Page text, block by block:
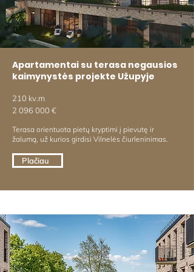
Apartamentai su terasa negausios
kaimynystės projekte Užupyje
210 kv.m
2 096 000 €
Terasa orientuota pietų kryptimi į pievutę ir
žalumą, už kurios girdisi Vilnelės čiurleninimas.
Plačiau